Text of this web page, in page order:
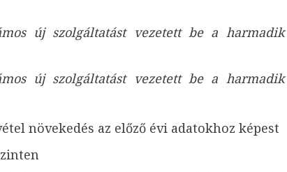
új szolgáltatást vezetett be a harmadik
új szolgáltatást vezetett be a harmadik
növekedés az előző évi adatokhoz képest